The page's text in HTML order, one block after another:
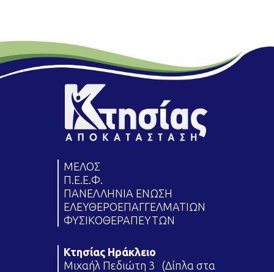
ΜΕΛΟΣ
Π.Ε.Ε.Φ.
ΠΑΝΕΛΛΗΝΙΑ ΕΝΩΣΗ
ΕΛΕΥΘΕΡΟΕΠΑΓΓΕΛΜΑΤΙΩΝ
ΦΥΣΙΚΟΘΕΡΑΠΕΥΤΩΝ
Κτησίας Ηράκλειο
Μιχαήλ Πεδιώτη 3 (Δίπλα στα